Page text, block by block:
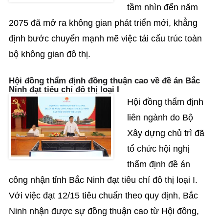
tầm nhìn đến năm
2075 đã mở ra không gian phát triển mới, khẳng
định bước chuyển mạnh mẽ việc tái cấu trúc toàn
bộ không gian đô thị.
Hội đồng thẩm định đồng thuận cao về đề án Bắc
Ninh đạt tiêu chí đô thị loại I
Hội đồng thẩm định
liên ngành do Bộ
Xây dựng chủ trì đã
tổ chức hội nghị
thẩm định đề án
công nhận tỉnh Bắc Ninh đạt tiêu chí đô thị loại I.
Với việc đạt 12/15 tiêu chuẩn theo quy định, Bắc
Ninh nhận được sự đồng thuận cao từ Hội đồng,